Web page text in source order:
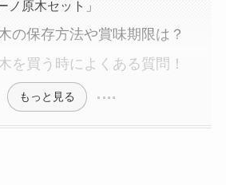
ノ原木セット」
の保存方法や賞味期限は？
を買う時によくある質問！
もっと見る